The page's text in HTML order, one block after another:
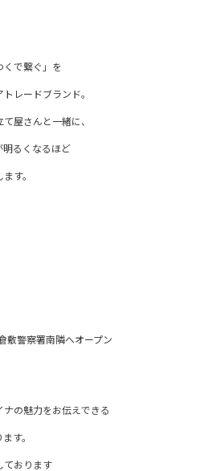
くで繋ぐ」を
レードブランド。
屋さんと一緒に、
るくなるほど
す。
敷警察署南隣へオープン
の魅力をお伝えできる
す。
ております